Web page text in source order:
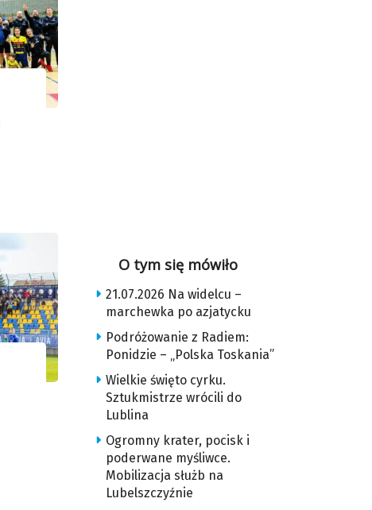
O tym się mówiło
21.07.2026 Na widelcu –
marchewka po azjatycku
Podróżowanie z Radiem:
Ponidzie – „Polska Toskania”
Wielkie święto cyrku.
Sztukmistrze wrócili do
Lublina
Ogromny krater, pocisk i
poderwane myśliwce.
Mobilizacja służb na
Lubelszczyźnie